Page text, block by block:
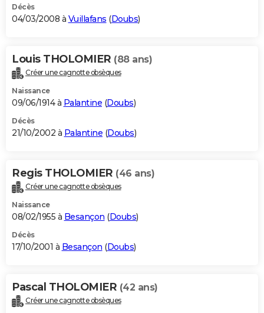
Décès
04/03/2008 à Vuillafans (Doubs)
Louis THOLOMIER (88 ans)
Créer une cagnotte obsèques
Naissance
09/06/1914 à Palantine (Doubs)
Décès
21/10/2002 à Palantine (Doubs)
Regis THOLOMIER (46 ans)
Créer une cagnotte obsèques
Naissance
08/02/1955 à Besançon (Doubs)
Décès
17/10/2001 à Besançon (Doubs)
Pascal THOLOMIER (42 ans)
Créer une cagnotte obsèques